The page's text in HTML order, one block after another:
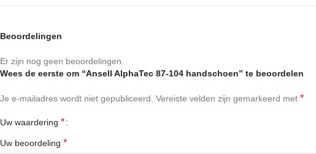
Beoordelingen
Er zijn nog geen beoordelingen.
Wees de eerste om “Ansell AlphaTec 87-104 handschoen” te beoordelen
Je e-mailadres wordt niet gepubliceerd. Vereiste velden zijn gemarkeerd met *
Uw waardering *
Uw beoordeling *